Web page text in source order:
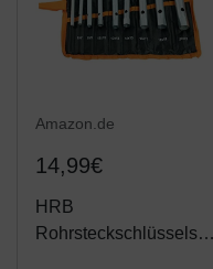
Amazon.de
14,99€
HRB
Rohrsteckschlüsselsat